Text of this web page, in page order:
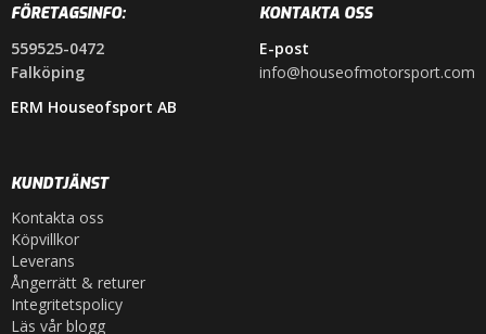
FÖRETAGSINFO:
559525-0472
Falköping
ERM Houseofsport AB
KONTAKTA OSS
E-post
info@houseofmotorsport.com
KUNDTJÄNST
Kontakta oss
Köpvillkor
Leverans
Ångerrätt & returer
Integritetspolicy
Läs vår blogg